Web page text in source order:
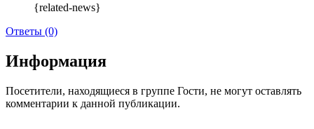
{related-news}
Ответы (0)
Информация
Посетители, находящиеся в группе Гости, не могут оставлять
комментарии к данной публикации.